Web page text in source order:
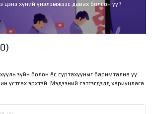
цэнэ хүний үнэлэмжээс давах болсон уу?
зүйн болон ёс суртахууныг баримтална уу.
устгах эрхтэй. Мэдээний сэтгэгдэлд хариуцлага